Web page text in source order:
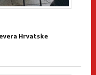
Hrvatske